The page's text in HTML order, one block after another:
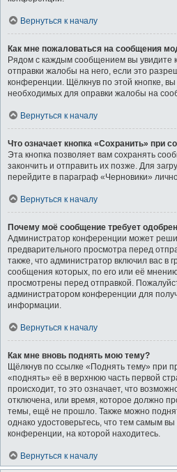
Вернуться к началу
Как мне пожаловаться на сообщения
Рядом с каждым сообщением вы увидите
отправки жалобы на него, если это
конференции. Щёлкнув по этой кнопке,
необходимых для оправки жалобы на
Вернуться к началу
Что означает кнопка «Сохранить» при
Эта кнопка позволяет вам сохранять
закончить и отправить их позже. Для
перейдите в параграф «Черновики»
Вернуться к началу
Почему моё сообщение требует
Администратор конференции может
предварительного просмотра перед
также, что администратор включил вас в
сообщения которых, по его или её
просмотрены перед отправкой.
администратором конференции для
информации.
Вернуться к началу
Как мне вновь поднять мою тему?
Щёлкнув по ссылке «Поднять тему» при
«поднять» её в верхнюю часть первой
происходит, то это означает, что
отключена, или время, которое должно
темы, ещё не прошло. Также можно
однако удостоверьтесь, что тем самым
конференции, на которой находитесь.
Вернуться к началу